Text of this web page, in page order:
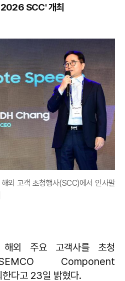
SCC' 개최
외 고객 초청행사(SCC)에서 인사말
해외 주요 고객사를 초청
Component
다고 23일 밝혔다.